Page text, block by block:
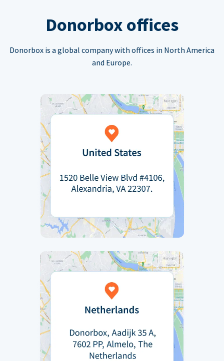
Donorbox offices
Donorbox is a global company with offices in North America
and Europe.